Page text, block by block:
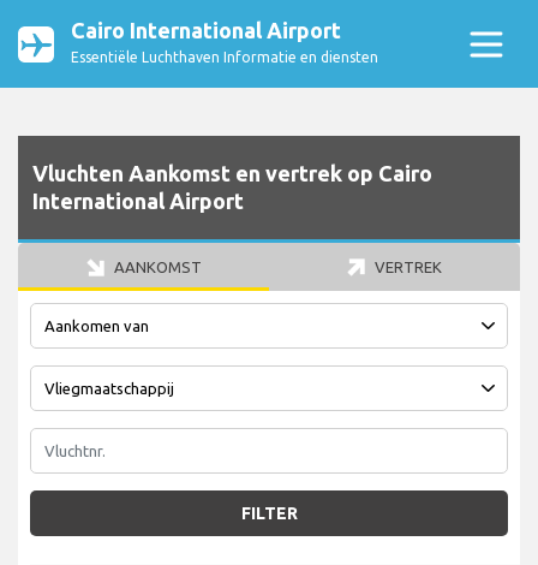
Cairo International Airport
Essentiële Luchthaven Informatie en diensten
Vluchten Aankomst en vertrek op Cairo
International Airport
AANKOMST VERTREK
FILTER